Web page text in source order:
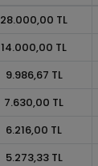
28.000,00 TL
14.000,00 TL
9.986,67 TL
7.630,00 TL
6.216,00 TL
5.273,33 TL